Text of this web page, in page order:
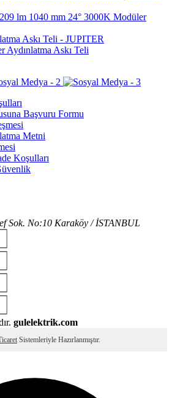
lm 1040 mm 24° 3000K Modüler
Aydınlatma Askı Teli
Başvuru Formu
Metni
Koşulları
Sok. No:10 Karaköy / İSTANBUL
gulelektrik.com
Sistemleriyle Hazırlanmıştır.